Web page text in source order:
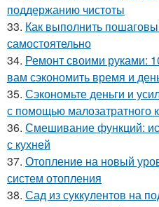
поддержанию чистоты
33. Как выполнить
самостоятельно
34. Ремонт своими руками:
вам сэкономить время и
35. Сэкономьте деньги и
с помощью малозатратного
36. Смешивание функций:
с кухней
37. Отопление на новый
систем отопления
38. Сад из суккулентов на